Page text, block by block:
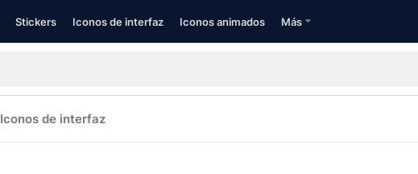
Stickers Iconos de interfaz Iconos animados Más
Iconos de interfaz